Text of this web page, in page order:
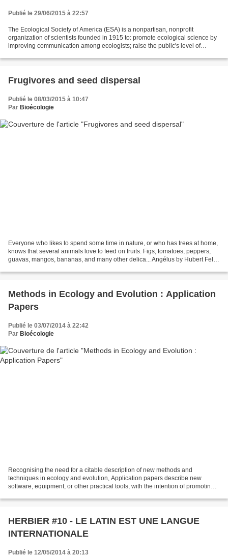
Publié le 29/06/2015 à 22:57
The Ecological Society of America (ESA) is a nonpartisan, nonprofit
organization of scientists founded in 1915 to: promote ecological science by
improving communication among ecologists; raise the public's level of
Frugivores and seed dispersal
Publié le 08/03/2015 à 10:47
Par Bioécologie
Everyone who likes to spend some time in nature, or who has trees at home,
knows that several animals love to feed on fruits. Figs, tomatoes, peppers,
guavas, mangos, bananas, and many other delica... Angélus by Hubert Felix
Methods in Ecology and Evolution : Application
Papers
Publié le 03/07/2014 à 22:42
Par Bioécologie
Recognising the need for a citable description of new methods and
techniques in ecology and evolution, Application papers describe new
software, equipment, or other practical tools, with the intention of promoting
HERBIER #10 - LE LATIN EST UNE LANGUE
INTERNATIONALE
Publié le 12/05/2014 à 20:13